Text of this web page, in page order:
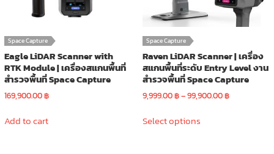
Space Capture
Eagle LiDAR Scanner with
RTK Module | เครื่องสแกนพื้นที่
สำรวจพื้นที่ Space Capture
169,900.00฿
Add to cart
Space Capture
Raven LiDAR Scanner | เครื่อง
สแกนพื้นที่ระดับ Entry Level งาน
สำรวจพื้นที่ Space Capture
9,999.00฿–99,900.00฿Price
Select optionsproduct